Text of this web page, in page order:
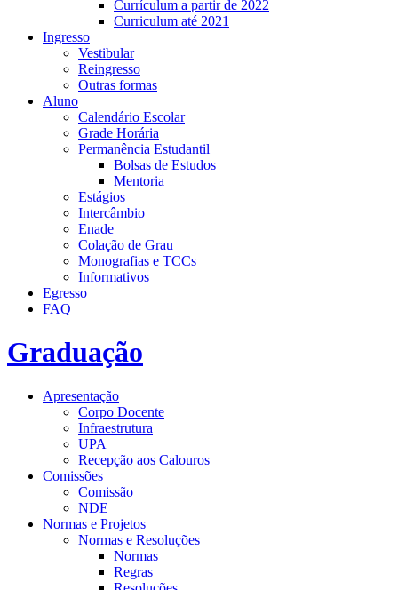
Currículum a partir de 2022
Curriculum até 2021
Ingresso
Vestibular
Reingresso
Outras formas
Aluno
Calendário Escolar
Grade Horária
Permanência Estudantil
Bolsas de Estudos
Mentoria
Estágios
Intercâmbio
Enade
Colação de Grau
Monografias e TCCs
Informativos
Egresso
FAQ
Graduação
Apresentação
Corpo Docente
Infraestrutura
UPA
Recepção aos Calouros
Comissões
Comissão
NDE
Normas e Projetos
Normas e Resoluções
Normas
Regras